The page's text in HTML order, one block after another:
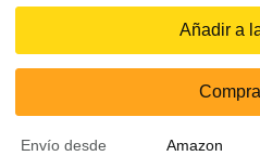
Añadir a
Envío desde
Amazon